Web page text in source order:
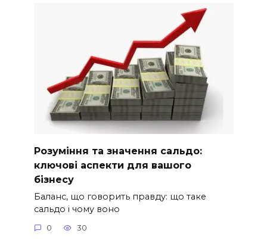
Розуміння та значення сальдо:
ключові аспекти для вашого
бізнесу
Баланс, що говорить правду: що таке
сальдо і чому воно
0 30